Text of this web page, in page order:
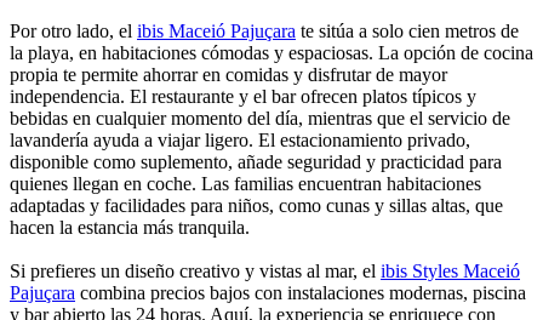
Por otro lado, el ibis Maceió Pajuçara te sitúa a solo cien metros de
la playa, en habitaciones cómodas y espaciosas. La opción de cocina
propia te permite ahorrar en comidas y disfrutar de mayor
independencia. El restaurante y el bar ofrecen platos típicos y
bebidas en cualquier momento del día, mientras que el servicio de
lavandería ayuda a viajar ligero. El estacionamiento privado,
disponible como suplemento, añade seguridad y practicidad para
quienes llegan en coche. Las familias encuentran habitaciones
adaptadas y facilidades para niños, como cunas y sillas altas, que
hacen la estancia más tranquila.
Si prefieres un diseño creativo y vistas al mar, el ibis Styles Maceió
Pajuçara combina precios bajos con instalaciones modernas, piscina
y bar abierto las 24 horas. Aquí, la experiencia se enriquece con